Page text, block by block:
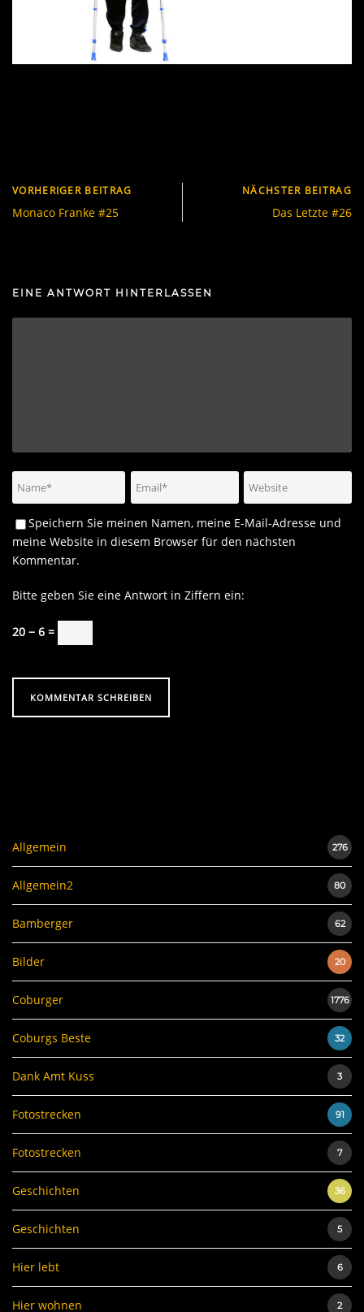
VORHERIGER BEITRAG
Monaco Franke #25
NÄCHSTER BEITRAG
Das Letzte #26
EINE ANTWORT HINTERLASSEN
Speichern Sie meinen Namen, meine E-Mail-Adresse und
meine Website in diesem Browser für den nächsten
Kommentar.
Bitte geben Sie eine Antwort in Ziffern ein:
20 − 6 =
Allgemein 276
Allgemein2 80
Bamberger 62
Bilder 20
Coburger 1776
Coburgs Beste 32
Dank Amt Kuss 3
Fotostrecken 91
Fotostrecken 7
Geschichten 36
Geschichten 5
Hier lebt 6
Hier wohnen 2